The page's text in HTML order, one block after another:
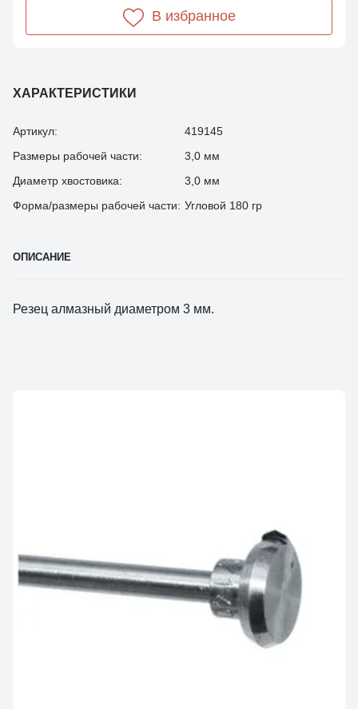
ХАРАКТЕРИСТИКИ
Артикул:
419145
Размеры рабочей части:
3,0 мм
Диаметр хвостовика:
3,0 мм
Форма/размеры рабочей части: Угловой 180 гр
В избранное
ОПИСАНИЕ
Резец алмазный диаметром 3 мм.